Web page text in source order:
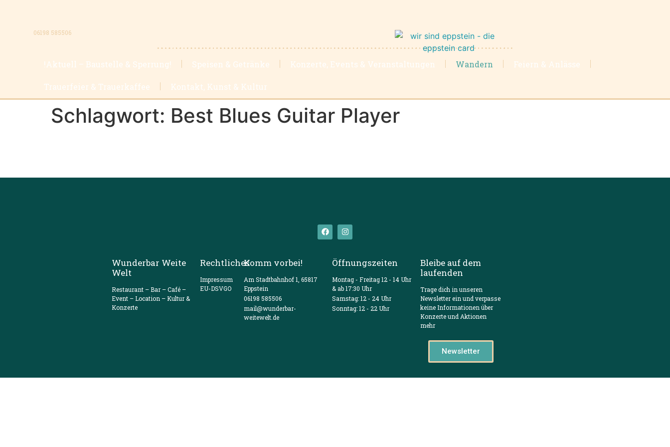
06198 585506
!Aktuell – Baustelle & Sperrung! Speisen & Getränke Konzerte, Events & Veranstaltungen Wandern Feiern & Anlässe
Trauerfeier & Trauerkaffee Kontakt, Kunst & Kultur
Schlagwort: Best Blues Guitar Player
Wunderbar Weite
Welt
Restaurant – Bar – Café –
Event – Location – Kultur &
Konzerte
Rechtliches
Impressum
EU-DSVGO
Komm vorbei!
Am Stadtbahnhof 1, 65817
Eppstein
06198 585506
mail@wunderbar-
weitewelt.de
Öffnungszeiten
Montag - Freitag 12 - 14 Uhr
& ab 17:30 Uhr
Samstag: 12 - 24 Uhr
Sonntag: 12 - 22 Uhr
Bleibe auf dem
laufenden
Trage dich in unseren
Newsletter ein und verpasse
keine Informationen über
Konzerte und Aktionen
mehr
Newsletter